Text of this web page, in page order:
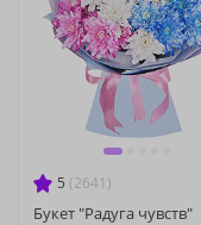
5 (2641)
Букет "Радуга чувств"